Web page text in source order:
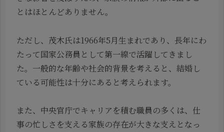
とはほとんどありません。
ただし、茂木氏は1966年5月生まれであり、長年にわ
たって国家公務員として第一線で活躍してきまし
た。一般的な年齢や社会的背景を考えると、結婚し
ている可能性は十分にあると考えられます。
また、中央官庁でキャリアを積む職員の多くは、仕
事の忙しさを支える家族の存在が大きな支えとなっ